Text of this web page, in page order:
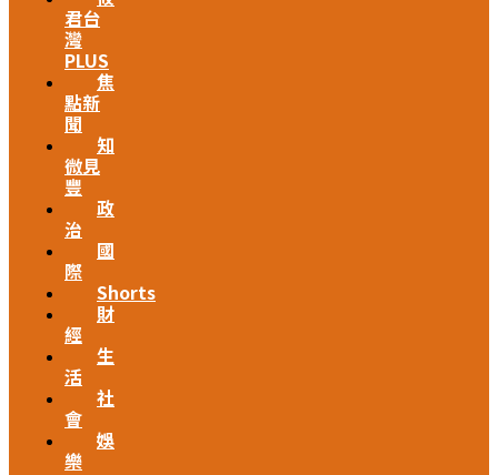
君台
灣
PLUS
焦
點新
聞
知
微見
豐
政
治
國
際
Shorts
財
經
生
活
社
會
娛
樂